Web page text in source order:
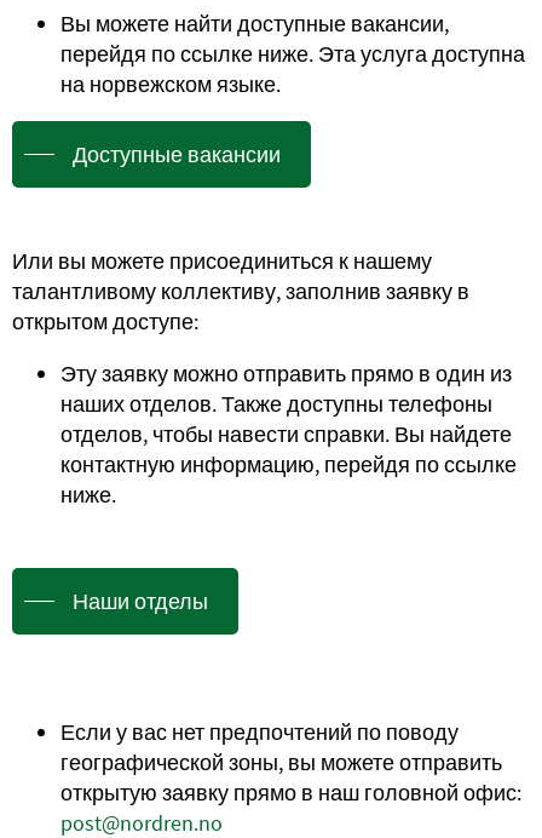
Вы можете найти доступные вакансии,
перейдя по ссылке ниже. Эта услуга доступна
на норвежском языке.
Доступные вакансии
Или вы можете присоединиться к нашему
талантливому коллективу, заполнив заявку в
открытом доступе:
Эту заявку можно отправить прямо в один из
наших отделов. Также доступны телефоны
отделов, чтобы навести справки. Вы найдете
контактную информацию, перейдя по ссылке
ниже.
Наши отделы
Если у вас нет предпочтений по поводу
географической зоны, вы можете отправить
открытую заявку прямо в наш головной офис:
post@nordren.no